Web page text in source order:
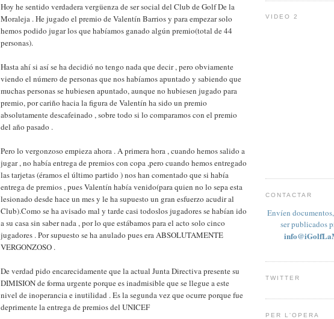
Hoy he sentido verdadera vergüenza de ser social del Club de Golf De la
Moraleja . He jugado el premio de Valentín Barrios y para empezar solo
hemos podido jugar los que habíamos ganado algún premio(total de 44
personas).
Hasta ahí si así se ha decidió no tengo nada que decir , pero obviamente
viendo el número de personas que nos habíamos apuntado y sabiendo que
muchas personas se hubiesen apuntado, aunque no hubiesen jugado para
premio, por cariño hacia la figura de Valentín ha sido un premio
absolutamente descafeinado , sobre todo si lo comparamos con el premio
del año pasado .
Pero lo vergonzoso empieza ahora . A primera hora , cuando hemos salido a
jugar , no había entrega de premios con copa ,pero cuando hemos entregado
las tarjetas (éramos el último partido ) nos han comentado que si había
entrega de premios , pues Valentín había venido(para quien no lo sepa esta
lesionado desde hace un mes y le ha supuesto un gran esfuerzo acudir al
Club).Como se ha avisado mal y tarde casi todoslos jugadores se habían ido
a su casa sin saber nada , por lo que estábamos para el acto solo cinco
jugadores . Por supuesto se ha anulado pues era ABSOLUTAMENTE
VERGONZOSO .
De verdad pido encarecidamente que la actual Junta Directiva presente su
DIMISION de forma urgente porque es inadmisible que se llegue a este
nivel de inoperancia e inutilidad . Es la segunda vez que ocurre porque fue
deprimente la entrega de premios del UNICEF
VIDEO 2
CONTACTAR
Envíen
ser publicados
TWITTER
PER L'OPERA